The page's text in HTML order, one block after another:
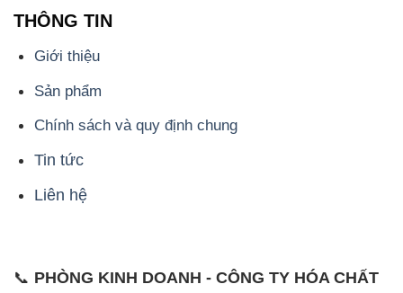
THÔNG TIN
Giới thiệu
Sản phẩm
Chính sách và quy định chung
Tin tức
Liên hệ
📞 PHÒNG KINH DOANH - CÔNG TY HÓA CHẤT